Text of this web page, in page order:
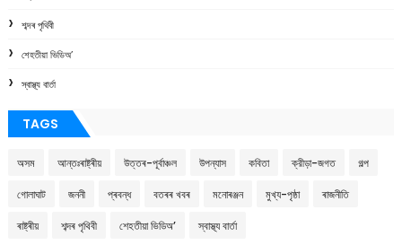
শব্দৰ পৃথিবী
শেহতীয়া ভিডিঅ’
স্বাস্থ্য বাৰ্তা
TAGS
অসম আন্তঃৰাষ্ট্ৰীয় উত্তৰ-পূৰ্বাঞ্চল উপন্যাস কবিতা ক্রীড়া-জগত গল্প
গোলাঘাট জননী প্ৰবন্ধ বতৰৰ খবৰ মনোৰঞ্জন মুখ্য-পৃষ্ঠা ৰাজনীতি
ৰাষ্ট্ৰীয় শব্দৰ পৃথিবী শেহতীয়া ভিডিঅ’ স্বাস্থ্য বাৰ্তা